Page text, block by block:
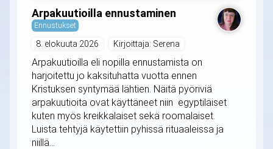
Arpakuutioilla ennustaminen
Ennustukset
8. elokuuta 2026 Kirjoittaja: Serena
Arpakuutioilla eli nopilla ennustamista on
harjoitettu jo kaksituhatta vuotta ennen
Kristuksen syntymää lähtien. Näitä pyöriviä
arpakuutioita ovat käyttäneet niin egyptiläiset
kuten myös kreikkalaiset sekä roomalaiset.
Luista tehtyjä käytettiin pyhissä rituaaleissa ja
niillä...